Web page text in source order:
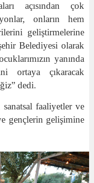
açısından çok
onların hem
geliştirmelerine
Belediyesi olarak
yanında
ortaya çıkaracak
dedi.
faaliyetler ve
gençlerin gelişimine